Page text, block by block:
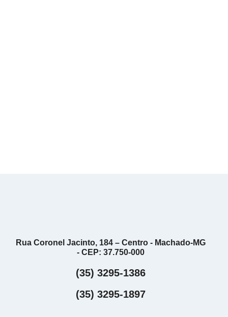
Rua Coronel Jacinto, 184 – Centro - Machado-MG
- CEP: 37.750-000
(35) 3295-1386
(35) 3295-1897